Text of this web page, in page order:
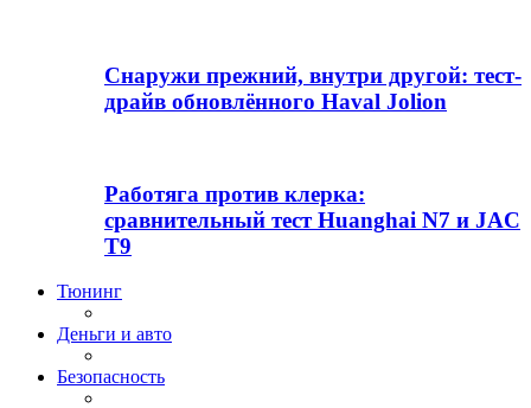
Снаружи прежний, внутри другой: тест-
драйв обновлённого Haval Jolion
Работяга против клерка:
сравнительный тест Huanghai N7 и JAC
T9
Тюнинг
Деньги и авто
Безопасность